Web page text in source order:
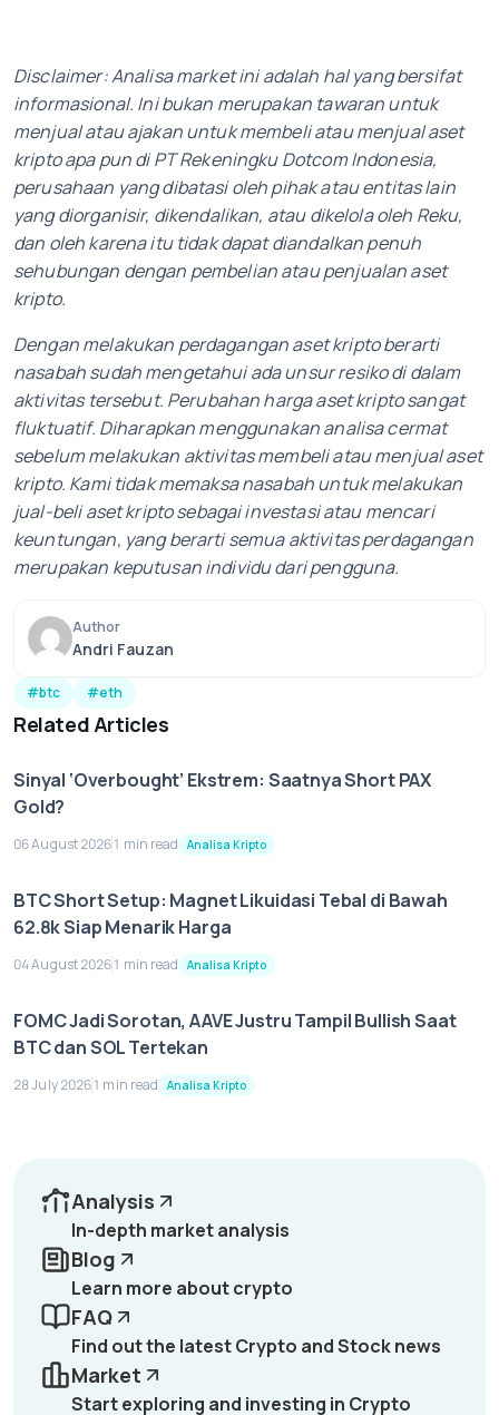
Disclaimer: Analisa market ini adalah hal yang bersifat
informasional. Ini bukan merupakan tawaran untuk
menjual atau ajakan untuk membeli atau menjual aset
kripto apa pun di PT Rekeningku Dotcom Indonesia,
perusahaan yang dibatasi oleh pihak atau entitas lain
yang diorganisir, dikendalikan, atau dikelola oleh Reku,
dan oleh karena itu tidak dapat diandalkan penuh
sehubungan dengan pembelian atau penjualan aset
kripto.
Dengan melakukan perdagangan aset kripto berarti
nasabah sudah mengetahui ada unsur resiko di dalam
aktivitas tersebut. Perubahan harga aset kripto sangat
fluktuatif. Diharapkan menggunakan analisa cermat
sebelum melakukan aktivitas membeli atau menjual aset
kripto. Kami tidak memaksa nasabah untuk melakukan
jual-beli aset kripto sebagai investasi atau mencari
keuntungan, yang berarti semua aktivitas perdagangan
merupakan keputusan individu dari pengguna.
Author
Andri Fauzan
#btc #eth
Related Articles
Sinyal ‘Overbought’ Ekstrem: Saatnya Short PAX
Gold?
06 August 20261 min read Analisa Kripto
BTC Short Setup: Magnet Likuidasi Tebal di Bawah
62.8k Siap Menarik Harga
04 August 20261 min read Analisa Kripto
FOMC Jadi Sorotan, AAVE Justru Tampil Bullish Saat
BTC dan SOL Tertekan
28 July 20261 min read Analisa Kripto
Analysis
In-depth market analysis
Blog
Learn more about crypto
FAQ
Find out the latest Crypto and Stock news
Market
Start exploring and investing in Crypto